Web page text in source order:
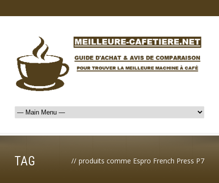
TAG // produits comme Espro French Press P7